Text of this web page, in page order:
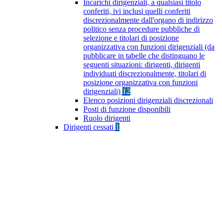
Incarichi dirigenziali, a qualsiasi titolo
conferiti, ivi inclusi quelli conferiti
discrezionalmente dall'organo di indirizzo
politico senza procedure pubbliche di
selezione e titolari di posizione
organizzativa con funzioni dirigenziali (da
pubblicare in tabelle che distinguano le
seguenti situazioni: dirigenti, dirigenti
individuati discrezionalmente, titolari di
posizione organizzativa con funzioni
dirigenziali) 12
Elenco posizioni dirigenziali discrezionali
Posti di funzione disponibili
Ruolo dirigenti
Dirigenti cessati 1